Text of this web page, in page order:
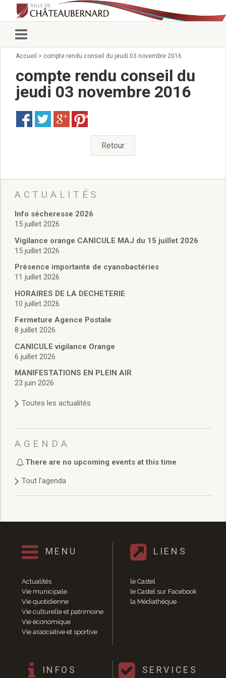
Vie municipale
Conseillers municipaux
Commissions 2026
Arrêtés du Maire
Services municipaux
Pour venir nous voir
administratives
Services Techniques
Affaires Scolaires
Vie associative
Police Municipale/règlementation
Cimetière/réglementation funéraire
Services en ligne
Licences boissons
Cadastre
Actes d’état civil
Budget de Fonctionnement
Budget d’Investissement
Conseils municipaux
Règlement du conseil municipal
Délibérations 2025
Délibérations 2022
Délibérations 2021
Délibérations 2020
Délibérations 2019
Délibérations 2018
Délibérations 2014
Délibérations 2013
Délibérations 2011
Délibérations 2010
Délibérations 2009
Délibérations 2008
Agenda réunions publiques
Marchés publics
Vie quotidienne
Accueil > compte rendu conseil du jeudi 03 novembre 2016
compte rendu conseil du
jeudi 03 novembre 2016
Save
Retour
ACTUALITÉS
Info sécheresse 2026
15 juillet 2026
Vigilance orange CANICULE MAJ du 15 juillet 2026
15 juillet 2026
Présence importante de cyanobactéries
11 juillet 2026
HORAIRES DE LA DECHETERIE
10 juillet 2026
Fermeture Agence Postale
8 juillet 2026
CANICULE vigilance Orange
6 juillet 2026
MANIFESTATIONS EN PLEIN AIR
23 juin 2026
Toutes les actualités
AGENDA
There are no upcoming events at this time
Tout l'agenda
MENU
Actualités
Vie municipale
Vie quotidienne
Vie culturelle et patrimoine
Vie économique
Vie associative et sportive
LIENS
le Castel
le Castel sur Facebook
la Médiathèque
INFOS SERVICES